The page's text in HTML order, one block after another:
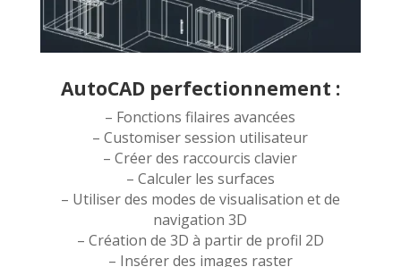
AutoCAD perfectionnement :
– Fonctions filaires avancées
– Customiser session utilisateur
– Créer des raccourcis clavier
– Calculer les surfaces
– Utiliser des modes de visualisation et de
navigation 3D
– Création de 3D à partir de profil 2D
– Insérer des images raster